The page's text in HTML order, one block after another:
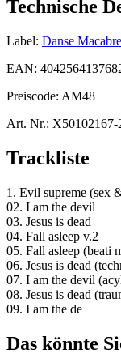
Technische
Label: Danse Macabre
EAN:
Preiscode: AM48
Art. Nr.: X50102167-
Trackliste
1. Evil supreme (sex
02. I am the devil
03. Jesus is dead
04. Fall asleep v.2
05. Fall asleep (beati
06. Jesus is dead
07. I am the devil
08. Jesus is dead
09. I am the de
Das könnte